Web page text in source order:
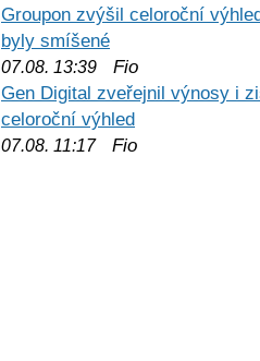
Groupon zvýšil celoroční
byly smíšené
07.08. 13:39 Fio
Gen Digital zveřejnil výnosy i
celoroční výhled
07.08. 11:17Fio